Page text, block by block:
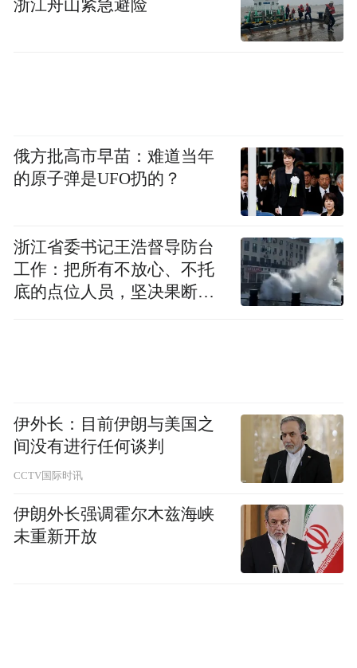
浙江舟山紧急避险
俄方批高市早苗：难道当年
的原子弹是UFO扔的？
浙江省委书记王浩督导防台
工作：把所有不放心、不托
底的点位人员，坚决果断转
伊外长：目前伊朗与美国之
间没有进行任何谈判
CCTV国际时讯
伊朗外长强调霍尔木兹海峡
未重新开放